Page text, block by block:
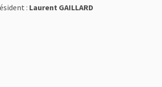
: Laurent GAILLARD